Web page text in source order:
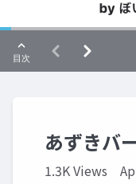
あずきバ
1.3K Views